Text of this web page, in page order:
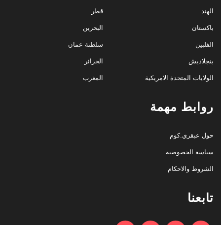
قطر
البحرين
سلطنة عمان
الجزائر
المغرب
الهند
باكستان
الفلبين
بنجلاديش
الولايات المتحدة الامريكية
روابط مهمة
حول عبقري.كوم
سياسة الخصوصية
الشروط والاحكام
تابعنا